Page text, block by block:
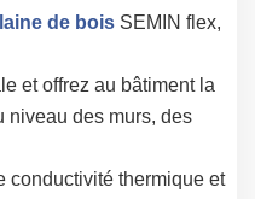
laine de bois SEMIN flex,
et offrez au bâtiment la
niveau des murs, des
conductivité thermique et